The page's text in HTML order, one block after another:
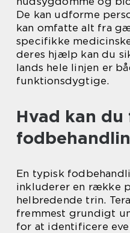
De kan udforme
kan omfatte alt fra
specifikke
deres hjælp kan du
lands hele linjen er
funktionsdygtige.
Hvad kan
En typisk
inkluderer en række
helbredende trin.
fremmest grundigt
for at identificere